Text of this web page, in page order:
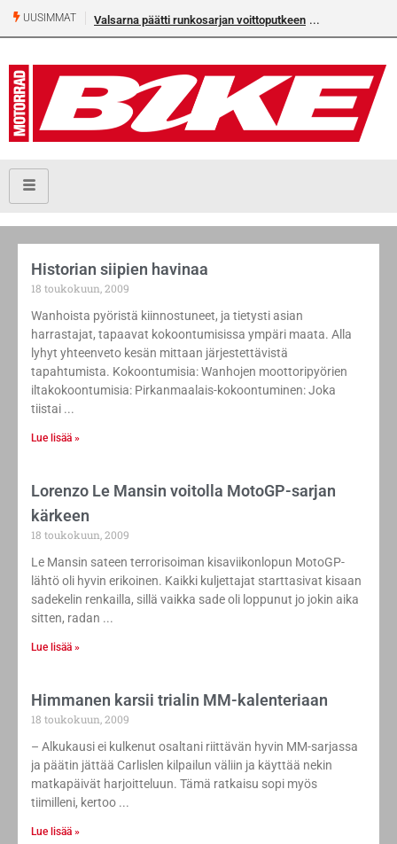
UUSIMMAT Valsarna päätti runkosarjan voittoputkeen
Historian siipien havinaa
18 toukokuun, 2009
Wanhoista pyöristä kiinnostuneet, ja tietysti asian
harrastajat, tapaavat kokoontumisissa ympäri maata. Alla
lyhyt yhteenveto kesän mittaan järjestettävistä
tapahtumista. Kokoontumisia: Wanhojen moottoripyörien
iltakokoontumisia: Pirkanmaalais-kokoontuminen: Joka
tiistai
Lue lisää »
Lorenzo Le Mansin voitolla MotoGP-sarjan
kärkeen
18 toukokuun, 2009
Le Mansin sateen terrorisoiman kisaviikonlopun MotoGP-
lähtö oli hyvin erikoinen. Kaikki kuljettajat starttasivat kisaan
sadekelin renkailla, sillä vaikka sade oli loppunut jo jokin aika
sitten, radan
Lue lisää »
Himmanen karsii trialin MM-kalenteriaan
18 toukokuun, 2009
– Alkukausi ei kulkenut osaltani riittävän hyvin MM-sarjassa
ja päätin jättää Carlislen kilpailun väliin ja käyttää nekin
matkapäivät harjoitteluun. Tämä ratkaisu sopi myös
tiimilleni, kertoo
Lue lisää »